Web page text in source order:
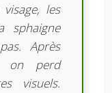
les
sphaigne
Après
on perd
visuels.